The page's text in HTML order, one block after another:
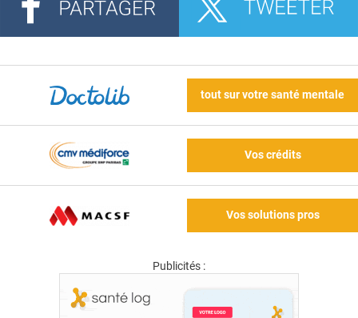
tout sur votre santé mentale
Vos crédits
Vos solutions pros
Publicités :